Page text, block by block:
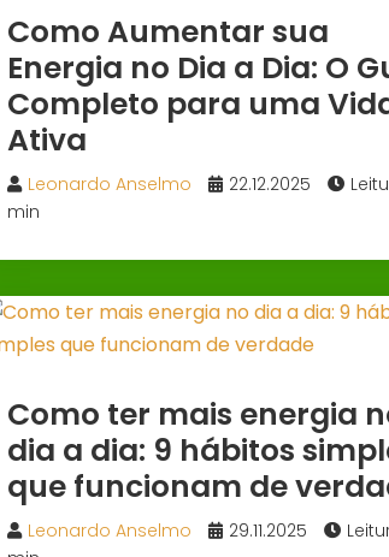
Como Aumentar sua
Energia no Dia a Dia: O
Completo para uma
Ativa
Leonardo Anselmo 22.12.2025
min
Como ter mais energia
dia a dia: 9 hábitos
que funcionam de
Leonardo Anselmo 29.11.2025